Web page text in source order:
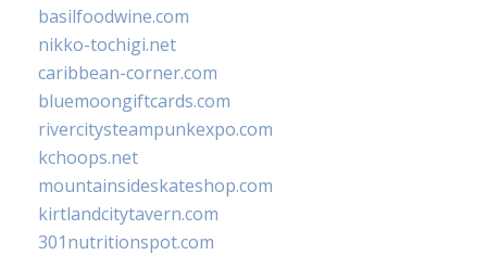
basilfoodwine.com
nikko-tochigi.net
caribbean-corner.com
bluemoongiftcards.com
rivercitysteampunkexpo.com
kchoops.net
mountainsideskateshop.com
kirtlandcitytavern.com
301nutritionspot.com